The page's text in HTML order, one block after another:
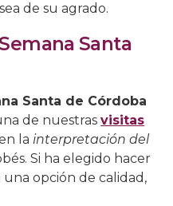
de su agrado.
Santa
Santa de Córdoba
de nuestrasvisitas
lainterpretación del
Si ha elegido hacer
una opción de calidad,